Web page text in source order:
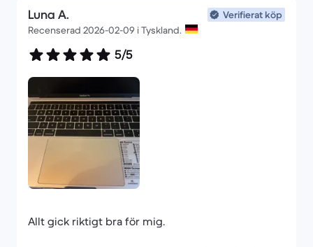
Luna A.
Verifierat köp
Recenserad 2026-02-09 i Tyskland.
5/5
Allt gick riktigt bra för mig.